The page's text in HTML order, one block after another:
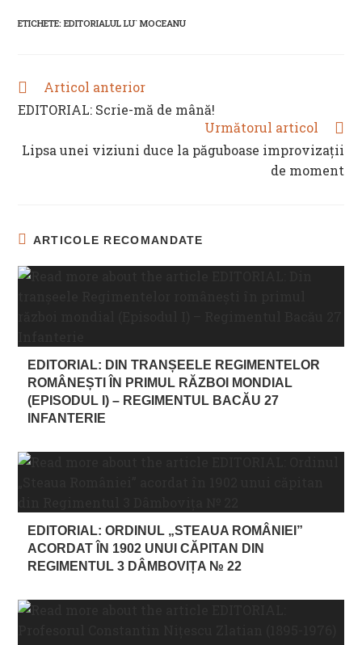
windowwindow
ETICHETE:EDITORIALUL LU` MOCEANU
READ
ARTICLES
Articol anterior
EDITORIAL: Scrie-mă de mână!
Următorul articol
Lipsa unei viziuni duce la păguboase improvizații
de moment
ARTICOLE RECOMANDATE
EDITORIAL: DIN TRANȘEELE REGIMENTELOR
ROMÂNEȘTI ÎN PRIMUL RĂZBOI MONDIAL
(EPISODUL I) – REGIMENTUL BACĂU 27
INFANTERIE
EDITORIAL: ORDINUL „STEAUA ROMÂNIEI”
ACORDAT ÎN 1902 UNUI CĂPITAN DIN
REGIMENTUL 3 DÂMBOVIȚA № 22